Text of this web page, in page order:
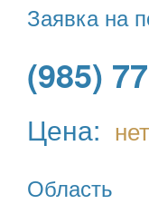
Заявка на
(985)
Цена:
Область